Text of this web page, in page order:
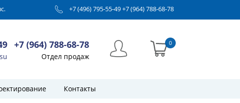
+7 (496) 795-55-49+7 (964) 788-68-78
+7 (964) 788-68-78
Отдел продаж
0
Контакты